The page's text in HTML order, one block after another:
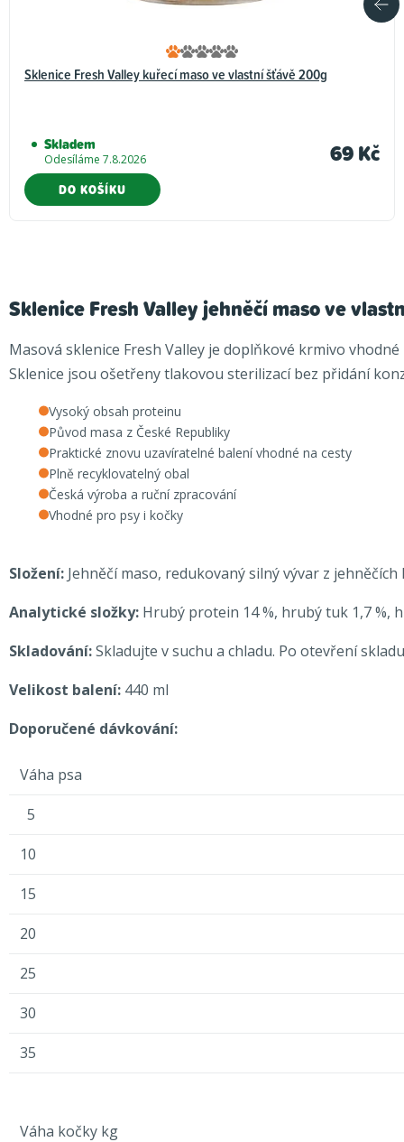
Sklenice Fresh Valley kuřecí maso ve vlastní šťávě 200g
Skladem
Odesíláme 7.8.2026 69 Kč
DO KOŠÍKU
Sklenice Fresh Valley jehněčí maso ve
Masová sklenice Fresh Valley je doplňkové krmivo
Sklenice jsou ošetřeny tlakovou sterilizací bez přidání
Vysoký obsah proteinu
Původ masa z České Republiky
Praktické znovu uzavíratelné balení vhodné na cesty
Plně recyklovatelný obal
Česká výroba a ruční zpracování
Vhodné pro psy i kočky
Složení: Jehněčí maso, redukovaný silný vývar z jehněčích
Analytické složky: Hrubý protein 14 %, hrubý tuk 1,7 %,
Skladování:Skladujte v suchu a chladu. Po otevření
Velikost balení: 440 ml
Doporučené dávkování:
Váha psa
5
10
15
20
25
30
35
Váha kočky kg